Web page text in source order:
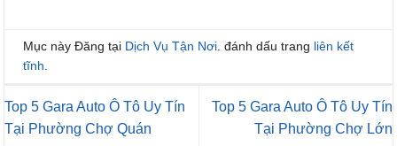
Mục này Đăng tại Dịch Vụ Tận Nơi. đánh dấu trang liên kết
tĩnh.
Top 5 Gara Auto Ô Tô Uy Tín
Tại Phường Chợ Quán
Top 5 Gara Auto Ô Tô Uy Tín
Tại Phường Chợ Lớn